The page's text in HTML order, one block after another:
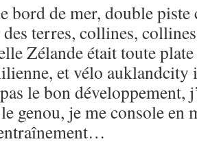
bord de mer, double
terres, collines,
Zélande était toute
et vélo
le bon développement,
genou, je me console en